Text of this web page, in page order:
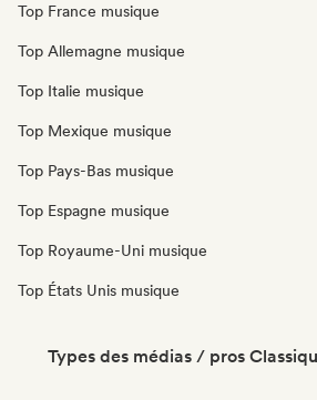
Top France musique
Top Allemagne musique
Top Italie musique
Top Mexique musique
Top Pays-Bas musique
Top Espagne musique
Top Royaume-Uni musique
Top États Unis musique
Types des médias / pros